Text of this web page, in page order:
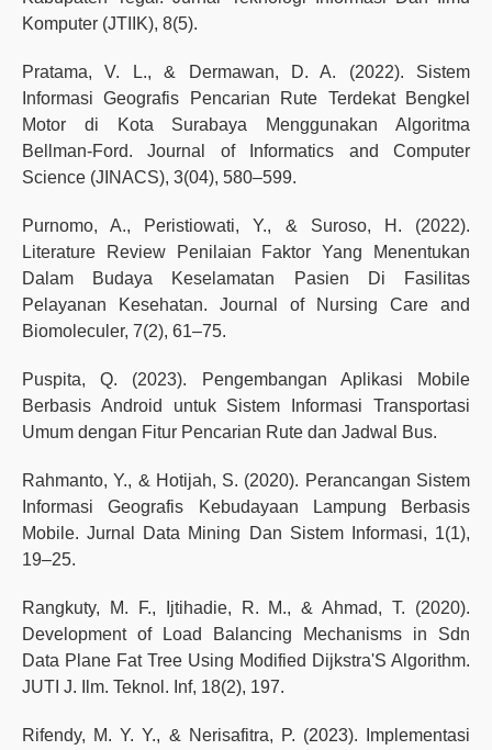
Komputer (JTIIK), 8(5).
Pratama, V. L., & Dermawan, D. A. (2022). Sistem
Informasi Geografis Pencarian Rute Terdekat Bengkel
Motor di Kota Surabaya Menggunakan Algoritma
Bellman-Ford. Journal of Informatics and Computer
Science (JINACS), 3(04), 580–599.
Purnomo, A., Peristiowati, Y., & Suroso, H. (2022).
Literature Review Penilaian Faktor Yang Menentukan
Dalam Budaya Keselamatan Pasien Di Fasilitas
Pelayanan Kesehatan. Journal of Nursing Care and
Biomoleculer, 7(2), 61–75.
Puspita, Q. (2023). Pengembangan Aplikasi Mobile
Berbasis Android untuk Sistem Informasi Transportasi
Umum dengan Fitur Pencarian Rute dan Jadwal Bus.
Rahmanto, Y., & Hotijah, S. (2020). Perancangan Sistem
Informasi Geografis Kebudayaan Lampung Berbasis
Mobile. Jurnal Data Mining Dan Sistem Informasi, 1(1),
19–25.
Rangkuty, M. F., Ijtihadie, R. M., & Ahmad, T. (2020).
Development of Load Balancing Mechanisms in Sdn
Data Plane Fat Tree Using Modified Dijkstra'S Algorithm.
JUTI J. Ilm. Teknol. Inf, 18(2), 197.
Rifendy, M. Y. Y., & Nerisafitra, P. (2023). Implementasi